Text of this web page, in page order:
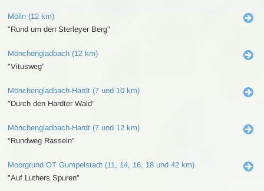
Mölln (12 km)
"Rund um den Sterleyer Berg"
Mönchengladbach (12 km)
"Vitusweg"
Mönchengladbach-Hardt (7 und 10 km)
"Durch den Hardter Wald"
Mönchengladbach-Hardt (7 und 12 km)
"Rundweg Rasseln"
Moorgrund OT Gumpelstadt (11, 14, 16, 18 und 42 km)
"Auf Luthers Spuren"